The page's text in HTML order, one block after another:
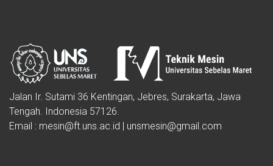
Jalan Ir. Sutami 36 Kentingan, Jebres, Surakarta, Jawa
Tengah. Indonesia 57126.
Email : mesin@ft.uns.ac.id | unsmesin@gmail.com